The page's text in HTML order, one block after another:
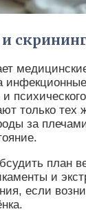
и
только тех
за
план
и
если